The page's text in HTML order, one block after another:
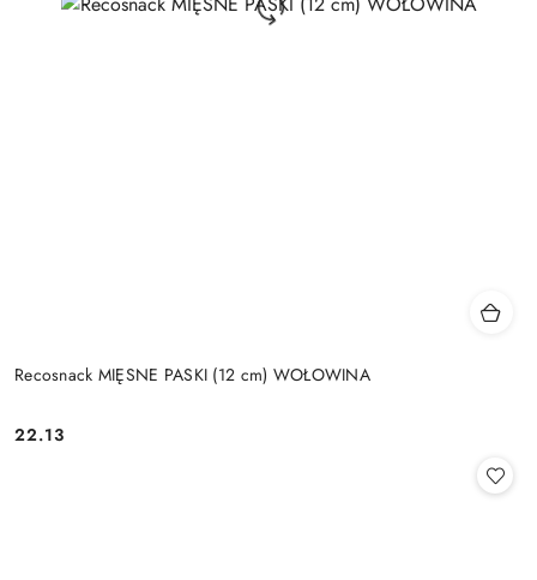
Recosnack MIĘSNE PASKI (12 cm) WOŁOWINA
Cena:
22.13